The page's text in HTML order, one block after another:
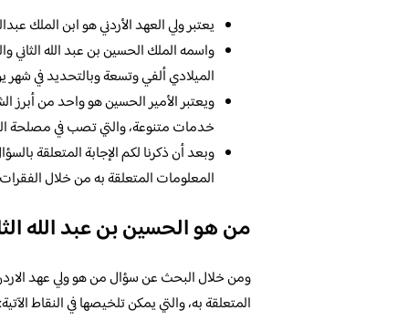
يعتبر ولي العهد الأردني هو ابن الملك
واسمه الملك الحسين بن عبد الله
الميلادي ألفي وتسعة وبالتحديد في شهر
ويعتبر الأمير الحسين هو واحد من أبرز
خدمات متنوعة، والتي تصب في مصلحة
وبعد أن ذكرنا لكم الإجابة المتعلقة
المعلومات المتعلقة به من خلال الفقرات
من هو الحسين بن عبد الله
ومن خلال البحث عن سؤال من هو ولي عهد
المتعلقة به، والتي يمكن تلخيصها في النقاط الآتية: